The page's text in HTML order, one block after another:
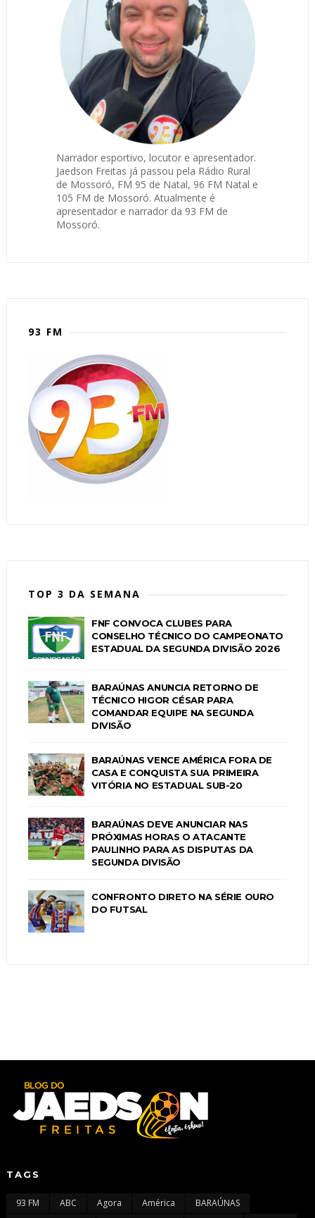
Narrador esportivo, locutor e apresentador.
Jaedson Freitas já passou pela Rádio Rural
de Mossoró, FM 95 de Natal, 96 FM Natal e
105 FM de Mossoró. Atualmente é
apresentador e narrador da 93 FM de
Mossoró.
93 FM
TOP 3 DA SEMANA
FNF CONVOCA CLUBES PARA
CONSELHO TÉCNICO DO CAMPEONATO
ESTADUAL DA SEGUNDA DIVISÃO 2026
BARAÚNAS ANUNCIA RETORNO DE
TÉCNICO HIGOR CÉSAR PARA
COMANDAR EQUIPE NA SEGUNDA
DIVISÃO
BARAÚNAS VENCE AMÉRICA FORA DE
CASA E CONQUISTA SUA PRIMEIRA
VITÓRIA NO ESTADUAL SUB-20
BARAÚNAS DEVE ANUNCIAR NAS
PRÓXIMAS HORAS O ATACANTE
PAULINHO PARA AS DISPUTAS DA
SEGUNDA DIVISÃO
CONFRONTO DIRETO NA SÉRIE OURO
DO FUTSAL
TAGS
93 FM ABC Agora América
BARAÚNAS